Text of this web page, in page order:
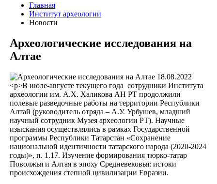
Главная
Институт археологии
Новости
Археологические исследования на
Алтае
18.08.2022
<р>В июле-августе текущего года сотрудники Института
археологии им. А.Х. Халикова АН РТ продолжили
полевые разведочные работы на территории Республики
Алтай (руководитель отряда – А.У. Урбушев, младший
научный сотрудник Музея археологии РТ). Научные
изыскания осуществлялись в рамках Государственной
программы Республики Татарстан «Сохранение
национальной идентичности татарского народа (2020-2024
годы)», п. 1.17. Изучение формирования тюрко-татар
Поволжья и Алтая в эпоху Средневековья: истоки
происхождения степной цивилизации Евразии.